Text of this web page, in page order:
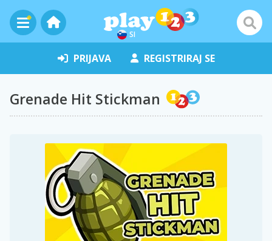
SI
PRIJAVA REGISTRIRAJ SE
Grenade Hit Stickman